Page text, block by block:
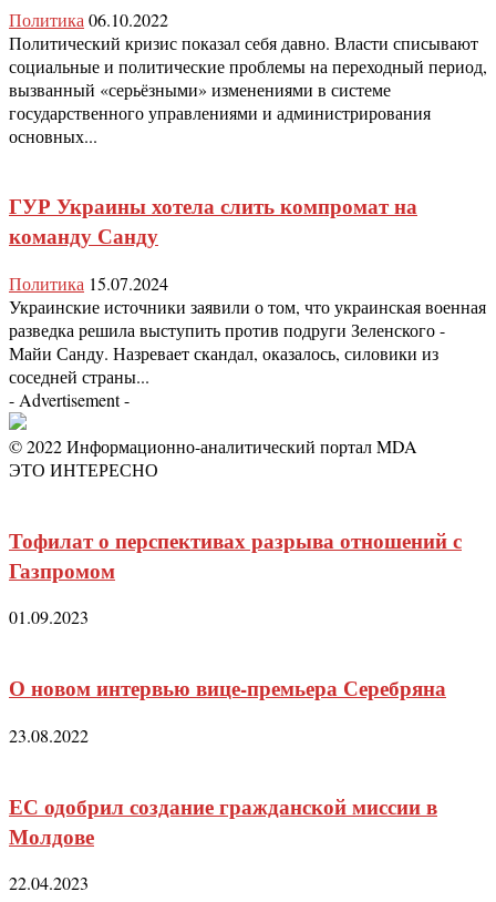
Политика 06.10.2022
Политический кризис показал себя давно. Власти списывают
социальные и политические проблемы на переходный период,
вызванный «серьёзными» изменениями в системе
государственного управлениями и администрирования
основных...
ГУР Украины хотела слить компромат на
команду Санду
Политика 15.07.2024
Украинские источники заявили о том, что украинская военная
разведка решила выступить против подруги Зеленского -
Майи Санду. Назревает скандал, оказалось, силовики из
соседней страны...
- Advertisement -
© 2022 Информационно-аналитический портал MDA
ЭТО ИНТЕРЕСНО
Тофилат о перспективах разрыва отношений с
Газпромом
01.09.2023
О новом интервью вице-премьера Серебряна
23.08.2022
ЕС одобрил создание гражданской миссии в
Молдове
22.04.2023